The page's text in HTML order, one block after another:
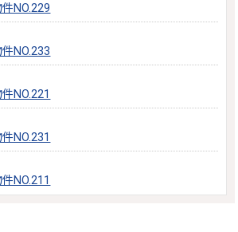
NO.229
NO.233
NO.221
NO.231
NO.211